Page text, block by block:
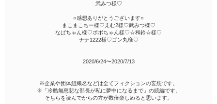
武みつ様♡
○感想ありがとうございます○
まこまこちー様♡えむ2様♡武みつ様♡
なばちゃん様♡ボボちゃん様♡☆和鈴☆様♡
ナナ1222様♡ゴン丸様♡
2020/6/24〜2020/7/13
※企業や団体組織名などは全てフィクションの妄想です。
※「冷酷無慈悲な部長が私に夢中になるまで」の続編です。
そちらを読んでからの方が数倍楽しめると思います。